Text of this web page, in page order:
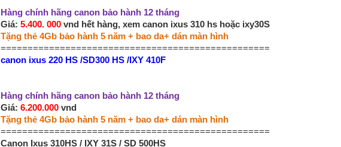
Hàng chính hãng canon bảo hành 12 tháng
Giá: 5.400. 000 vnd hết hàng, xem canon ixus 310 hs hoặc ixy30S
Tặng thẻ 4Gb bảo hành 5 năm + bao da+ dán màn hình
==================================================
canon ixus 220 HS /SD300 HS /IXY 410F
Hàng chính hãng canon bảo hành 12 tháng
Giá: 6.200.000 vnd
Tặng thẻ 4Gb bảo hành 5 năm + bao da+ dán màn hình
==================================================
Canon Ixus 310HS / IXY 31S / SD 500HS